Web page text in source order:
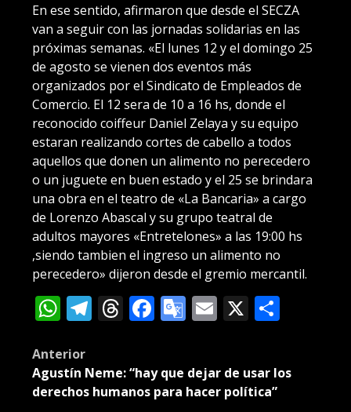
En ese sentido, afirmaron que desde el SECZA
van a seguir con las jornadas solidarias en las
próximas semanas. «El lunes 12 y el domingo 25
de agosto se vienen dos eventos más
organizados por el Sindicato de Empleados de
Comercio. El 12 sera de 10 a 16 hs, donde el
reconocido coiffeur Daniel Zelaya y su equipo
estaran realizando cortes de cabello a todos
aquellos que donen un alimento no perecedero
o un juguete en buen estado y el 25 se brindara
una obra en el teatro de «La Bancaria» a cargo
de Lorenzo Abascal y su grupo teatral de
adultos mayores «Entretelones» a las 19:00 hs
,siendo tambien el ingreso un alimento no
perecedero» dijeron desde el gremio mercantil.
WhatsApp
Telegram
Threads
Facebook
Google
Translate
Email
X
Post
navigation
Anterior
Agustín Neme: “hay que dejar de usar los
derechos humanos para hacer política”